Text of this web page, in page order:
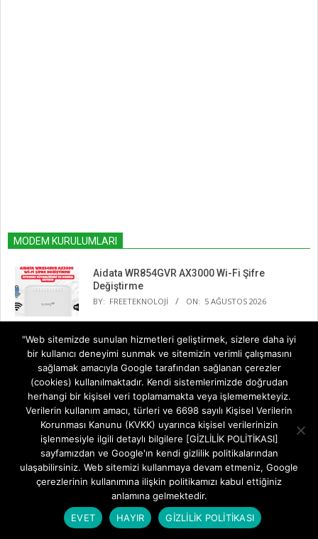
MODEM KURULUMLARI
Aidata WR854GVR AX3000 Wi-Fi Şifre
Değiştirme
BY: FREETEKNOLOJI ON: 5 AĞUSTOS 2026
Aidata WR854GVR AX3000 Modem Kurulumu
IN: MODEM KURULUMLARI
Huawei AX2 Router Kurulumu
IN: MODEM KURULUMLARI
TP-Link Archer BE230 Kurulumu
MODEM KURULUMLARI
"Web sitemizde sunulan hizmetleri geliştirmek, sizlere daha iyi
bir kullanıcı deneyimi sunmak ve sitemizin verimli çalışmasını
sağlamak amacıyla Google tarafından sağlanan çerezler
(cookies) kullanılmaktadır. Kendi sistemlerimizde doğrudan
herhangi bir kişisel veri toplamamakta veya işlememekteyiz.
Verilerin kullanım amacı, türleri ve 6698 sayılı Kişisel Verilerin
Korunması Kanunu (KVKK) uyarınca kişisel verilerinizin
işlenmesiyle ilgili detaylı bilgilere [GİZLİLİK POLİTİKASI]
sayfamızdan ve Google'ın kendi gizlilik politikalarından
ulaşabilirsiniz. Web sitemizi kullanmaya devam etmeniz, Google
çerezlerinin kullanımına ilişkin politikamızı kabul ettiğiniz
anlamına gelmektedir.
EVET
HAYIR GİZLİLİK POLİTİKASI